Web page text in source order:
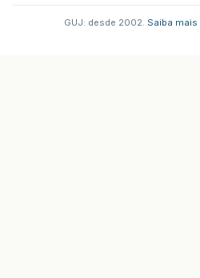
GUJ: desde 2002. Saiba mais